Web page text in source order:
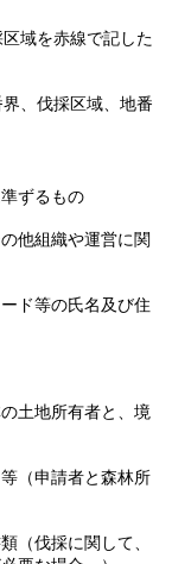
域を赤線で記した
、伐採区域、地番
ずるもの
他組織や運営に関
ド等の氏名及び住
土地所有者と、境
（申請者と森林所
（伐採に関して、